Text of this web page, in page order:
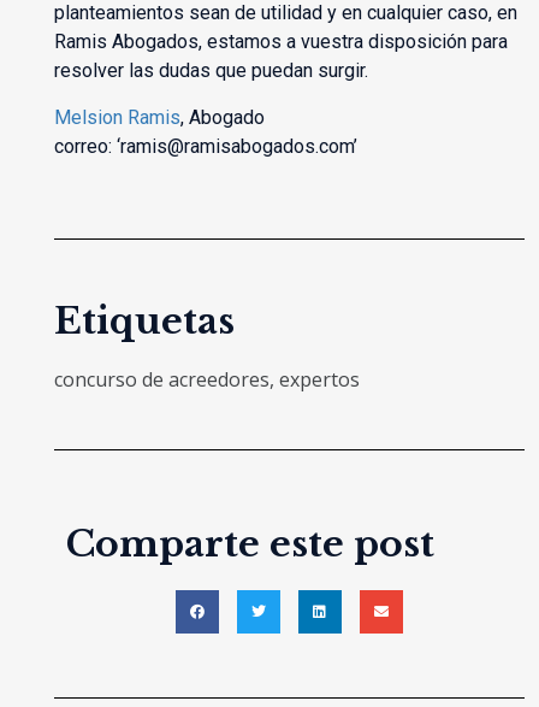
planteamientos sean de utilidad y en cualquier caso, en
Ramis Abogados, estamos a vuestra disposición para
resolver las dudas que puedan surgir.
Melsion Ramis, Abogado
correo: ‘ramis@ramisabogados.com’
Etiquetas
concurso de acreedores, expertos
Comparte este post